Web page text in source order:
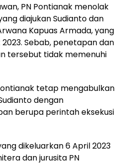
PN Pontianak menolak
diajukan Sudianto dan
Kapuas Armada, yang
Sebab, penetapan dan
tersebut tidak memenuhi
tetap mengabulkan
dengan
berupa perintah eksekusi
dikeluarkan 6 April 2023
dan jurusita PN